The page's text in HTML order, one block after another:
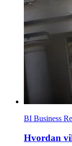
BI Business
Hvordan